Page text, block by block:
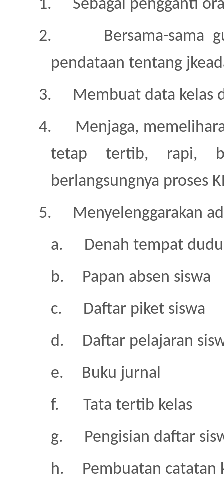
1.
Sebagai pengganti
2.
Bersama-sama
pendataan tentang
3.
Membuat data kelas
4.
Menjaga,
tetap tertib, rapi,
berlangsungnya proses
5.
Menyelenggarakan
a.
Denah tempat
b.
Papan absen siswa
c.
Daftar piket siswa
d.
Daftar pelajaran
e.
Buku jurnal
f.
Tata tertib kelas
g.
Pengisian daftar
h.
Pembuatan catatan